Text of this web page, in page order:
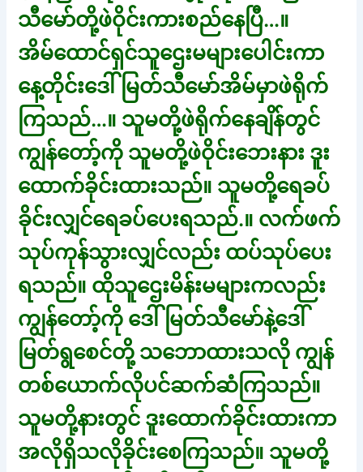
သီမော်တို့ဖဲဝိုင်းကားစည်နေပြီ…။
အိမ်ထောင်ရှင်သူဌေးမများပေါင်းကာ
နေ့တိုင်းဒေါ်မြတ်သီမော်အိမ်မှာဖဲရိုက်
ကြသည်…။ သူမတို့ဖဲရိုက်နေချိန်တွင်
ကျွန်တော့်ကို သူမတို့ဖဲဝိုင်းဘေးနား ဒူး
ထောက်ခိုင်းထားသည်။ သူမတို့ရေခပ်
ခိုင်းလျှင်ရေခပ်ပေးရသည်.။ လက်ဖက်
သုပ်ကုန်သွားလျှင်လည်း ထပ်သုပ်ပေး
ရသည်။ ထိုသူဌေးမိန်းမများကလည်း
ကျွန်တော့်ကို ဒေါ်မြတ်သီမော်နဲ့ဒေါ်
မြတ်ရွစေင်တို့ သဘောထားသလို ကျွန်
တစ်ယောက်လိုပင်ဆက်ဆံကြသည်။
သူမတို့နားတွင် ဒူးထောက်ခိုင်းထားကာ
အလိုရှိသလိုခိုင်းစေကြသည်။ သူမတို့